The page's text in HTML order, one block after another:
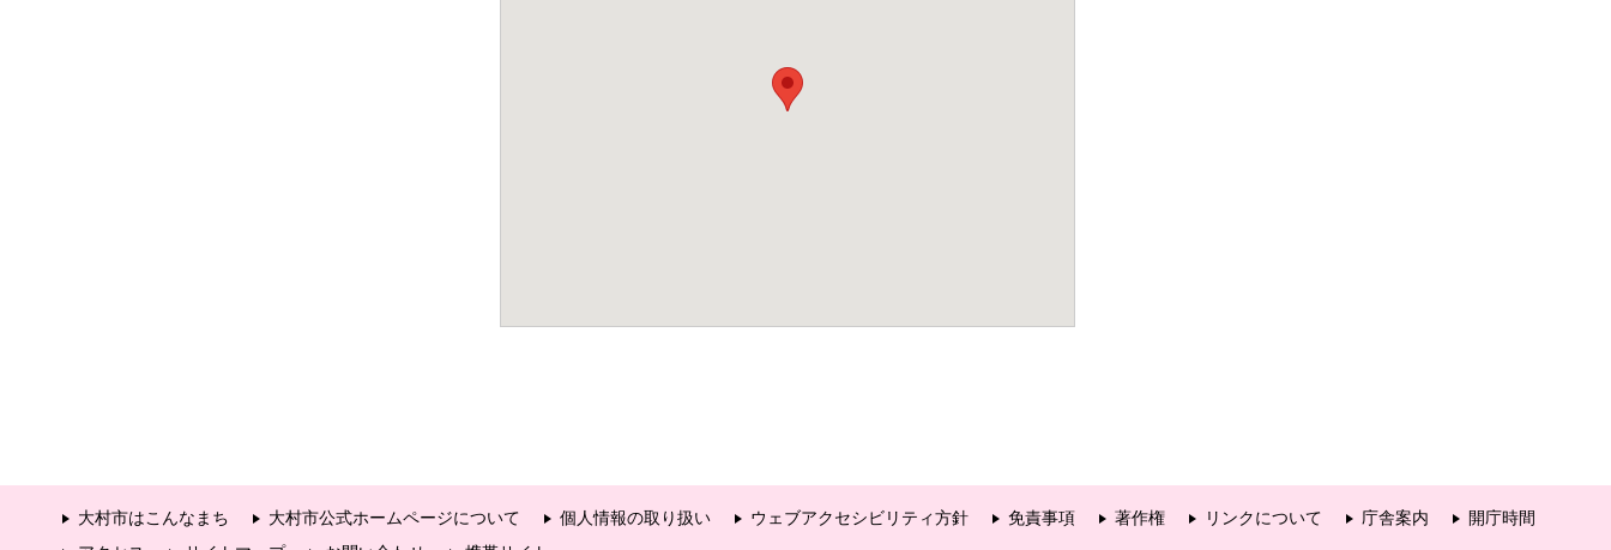
大村市はこんなまち 大村市公式ホームページについて 個人情報の取り扱い ウェブアクセシビリティ方針 免責事項 著作権 リンクについて 庁舎案内
開庁時間